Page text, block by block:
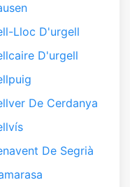
Lloc D'urgell
D'urgell
De Cerdanya
De Segrià